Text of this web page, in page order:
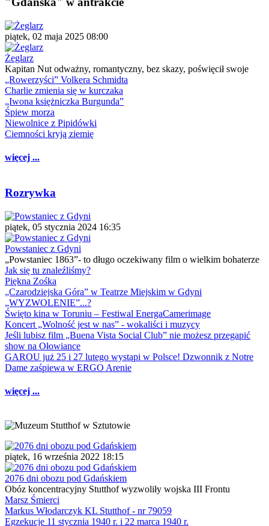
piątek, 02 maja 2025 08:00
Żeglarz
Kapitan Nut odważny, romantyczny, bez skazy, poświęcił swoje
„Rowerzyści” Volkera Schmidta
Charlie zmienia się w kurczaka
„Iwona księżniczka Burgunda”
Śpiew morza
Niewolnice z Pipidówki
Ciemności kryją ziemię
więcej ...
Rozrywka
piątek, 05 stycznia 2024 16:35
Powstaniec z Gdyni
„Powstaniec 1863”- to długo oczekiwany film o wielkim bohaterze
Jak się tu znaleźliśmy?
Piękna Zośka
„Czarodziejska Góra” w Teatrze Miejskim w Gdyni
„WYZWOLENIE”...?
Święto kina w Toruniu – Festiwal EnergaCamerimage
Koncert „Wolność jest w nas” - wokaliści i muzycy
Jeśli lubisz film „Buena Vista Social Club” nie możesz przegapić
show na Ołowiance
GAROU już 25 i 27 lutego wystąpi w Polsce! Dzwonnik z Notre
Dame zaśpiewa w ERGO Arenie
więcej ...
piątek, 16 września 2022 18:15
2076 dni obozu pod Gdańskiem
Obóz koncentracyjny Stutthof wyzwoliły wojska III Frontu
Marsz Śmierci
Markus Włodarczyk KL Stutthof - nr 79059
Egzekucje 11 stycznia 1940 r. i 22 marca 1940 r.